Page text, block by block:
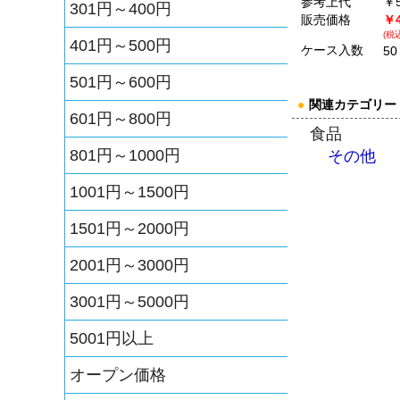
301円～400円
401円～500円
501円～600円
601円～800円
801円～1000円
1001円～1500円
1501円～2000円
2001円～3000円
3001円～5000円
5001円以上
オープン価格
販売価格
￥
(税
ケース入数 50
● 関連カテゴリー
食品
その他